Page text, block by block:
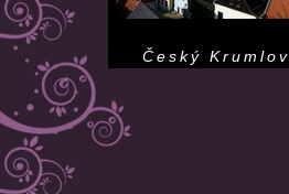
Český Krumlov